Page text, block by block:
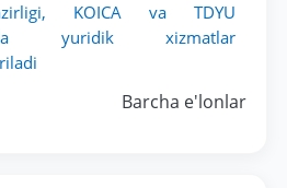
yetkazish bo‘yicha
yuzasidan qilingan ishlar
KOICA va TDYU
yuridik xizmatlar
Barcha e'lonlar